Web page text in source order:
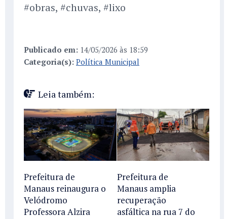
#obras, #chuvas, #lixo
Publicado em: 14/05/2026 às 18:59
Categoria(s): Política Municipal
Leia também:
Prefeitura de
Manaus reinaugura o
Velódromo
Professora Alzira
Prefeitura de
Manaus amplia
recuperação
asfáltica na rua 7 do